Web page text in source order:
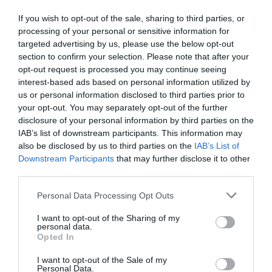
If you wish to opt-out of the sale, sharing to third parties, or
processing of your personal or sensitive information for
targeted advertising by us, please use the below opt-out
section to confirm your selection. Please note that after your
opt-out request is processed you may continue seeing
interest-based ads based on personal information utilized by
us or personal information disclosed to third parties prior to
your opt-out. You may separately opt-out of the further
disclosure of your personal information by third parties on the
IAB’s list of downstream participants. This information may
also be disclosed by us to third parties on the IAB’s List of
Downstream Participants that may further disclose it to other
Please note that this website/app uses one or more Google
not limited to your visit or usage behaviour. You may click to
grant or deny consent to Google and its third-party tags to
use your data for below specified purposes in below Google
consent section.
Personal Data Processing Opt Outs
I want to opt-out of the Sharing of my
personal data.
Opted In
I want to opt-out of the Sale of my
Personal Data.
turisztikai infrastruktúrával rendelkezik és a turisták
kedvükre választhatnak a régióban kialakult
alternatív utazási formák
Alternatív utazási formák Kelet-